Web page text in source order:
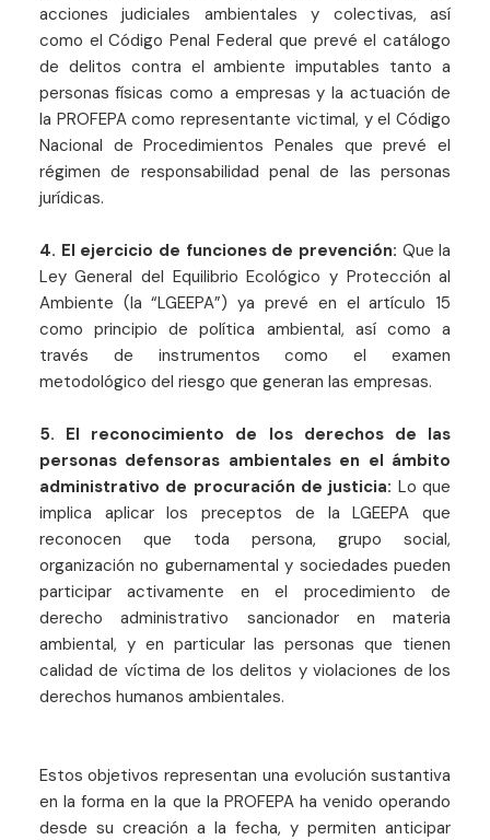
acciones judiciales ambientales y colectivas, así
como el Código Penal Federal que prevé el catálogo
de delitos contra el ambiente imputables tanto a
personas físicas como a empresas y la actuación de
la PROFEPA como representante victimal, y el Código
Nacional de Procedimientos Penales que prevé el
régimen de responsabilidad penal de las personas
jurídicas.
4. El ejercicio de funciones de prevención: Que la
Ley General del Equilibrio Ecológico y Protección al
Ambiente (la “LGEEPA”) ya prevé en el artículo 15
como principio de política ambiental, así como a
través de instrumentos como el examen
metodológico del riesgo que generan las empresas.
5. El reconocimiento de los derechos de las
personas defensoras ambientales en el ámbito
administrativo de procuración de justicia: Lo que
implica aplicar los preceptos de la LGEEPA que
reconocen que toda persona, grupo social,
organización no gubernamental y sociedades pueden
participar activamente en el procedimiento de
derecho administrativo sancionador en materia
ambiental, y en particular las personas que tienen
calidad de víctima de los delitos y violaciones de los
derechos humanos ambientales.
Estos objetivos representan una evolución sustantiva
en la forma en la que la PROFEPA ha venido operando
desde su creación a la fecha, y permiten anticipar